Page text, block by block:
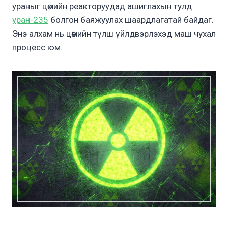
ураныг цөмийн реакторуудад ашиглахын тулд
уран-235 болгон баяжуулах шаардлагатай байдаг.
Энэ алхам нь цөмийн түлш үйлдвэрлэхэд маш чухал
процесс юм.